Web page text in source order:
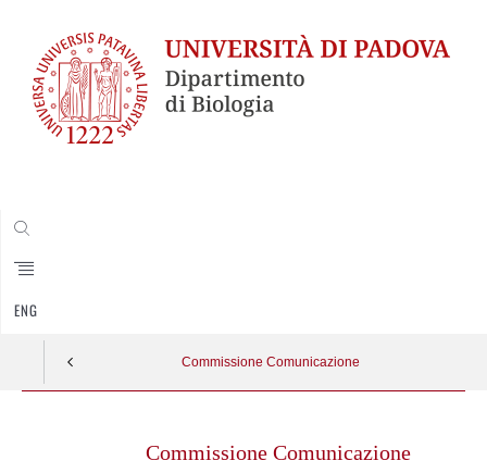
ENG
Commissione Comunicazione
content
Commissione Comunicazione